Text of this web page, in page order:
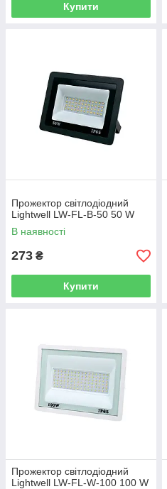
Купити
Прожектор світлодіодний
Lightwell LW-FL-B-50 50 W
В наявності
273 ₴
Купити
Прожектор світлодіодний
Lightwell LW-FL-W-100 100 W